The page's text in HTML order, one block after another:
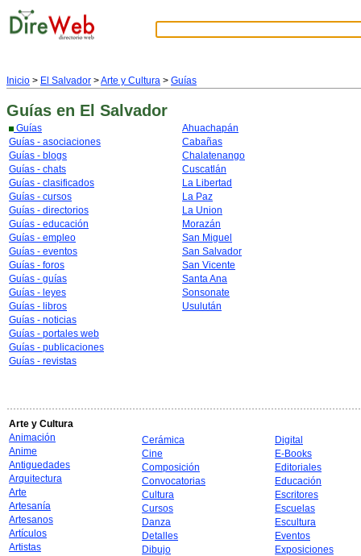
Inicio > El Salvador >Arte y Cultura > Guías
Guías en El Salvador
Guías
Guías - asociaciones
Guías - blogs
Guías - chats
Guías - clasificados
Guías - cursos
Guías - directorios
Guías - educación
Guías - empleo
Guías - eventos
Guías - foros
Guías - guías
Guías - leyes
Guías - libros
Guías - noticias
Guías - portales web
Guías - publicaciones
Guías - revistas
Ahuachapán
Cabañas
Chalatenango
Cuscatlán
La Libertad
La Paz
La Union
Morazán
San Miguel
San Salvador
San Vicente
Santa Ana
Sonsonate
Usulután
Arte y Cultura
Animación
Anime
Antiguedades
Arquitectura
Arte
Artesanía
Artesanos
Artículos
Artistas
Cerámica
Cine
Composición
Convocatorias
Cultura
Cursos
Danza
Detalles
Dibujo
Digital
E-Books
Editoriales
Educación
Escritores
Escuelas
Escultura
Eventos
Exposiciones